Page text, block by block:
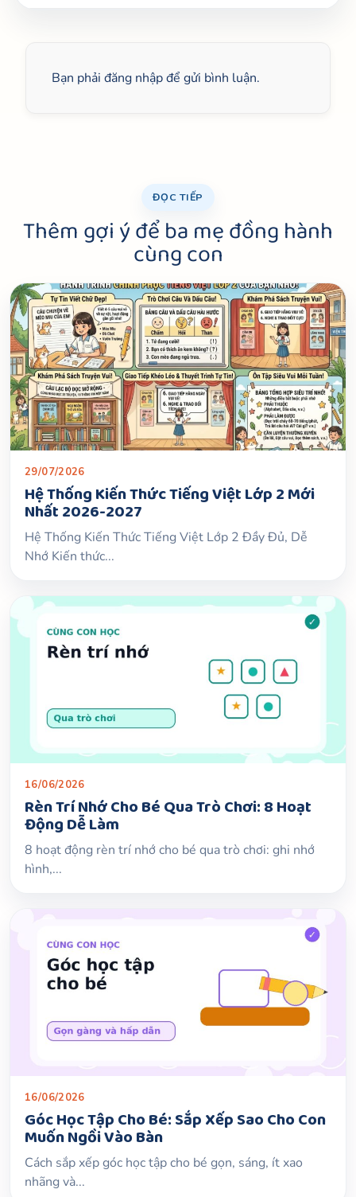
Bạn phải đăng nhậpđể gửi bình luận.
ĐỌC TIẾP
Thêm gợi ý để ba mẹ đồng hành
cùng con
29/07/2026
Hệ Thống Kiến Thức Tiếng Việt Lớp 2 Mới
Nhất 2026-2027
Hệ Thống Kiến Thức Tiếng Việt Lớp 2 Đầy Đủ, Dễ
Nhớ Kiến thức...
16/06/2026
Rèn Trí Nhớ Cho Bé Qua Trò Chơi: 8 Hoạt
Động Dễ Làm
8 hoạt động rèn trí nhớ cho bé qua trò chơi: ghi nhớ
hình,...
16/06/2026
Góc Học Tập Cho Bé: Sắp Xếp Sao Cho Con
Muốn Ngồi Vào Bàn
Cách sắp xếp góc học tập cho bé gọn, sáng, ít xao
nhãng và...